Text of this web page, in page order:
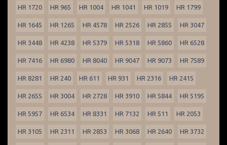
HR 1720 HR 965 HR 1004 HR 1041 HR 1019 HR 1799
HR 1645 HR 1265 HR 4578 HR 2526 HR 2855 HR 3047
HR 3448 HR 4238 HR 5379 HR 5318 HR 5860 HR 6528
HR 7416 HR 6980 HR 8040 HR 9047 HR 9073 HR 7589
HR 8281 HR 240 HR 611 HR 931 HR 2316 HR 2415
HR 2655 HR 3004 HR 2728 HR 3910 HR 5844 HR 5195
HR 5957 HR 6534 HR 8331 HR 7132 HR 511 HR 2053
HR 3105 HR 2311 HR 2853 HR 3068 HR 2640 HR 3732